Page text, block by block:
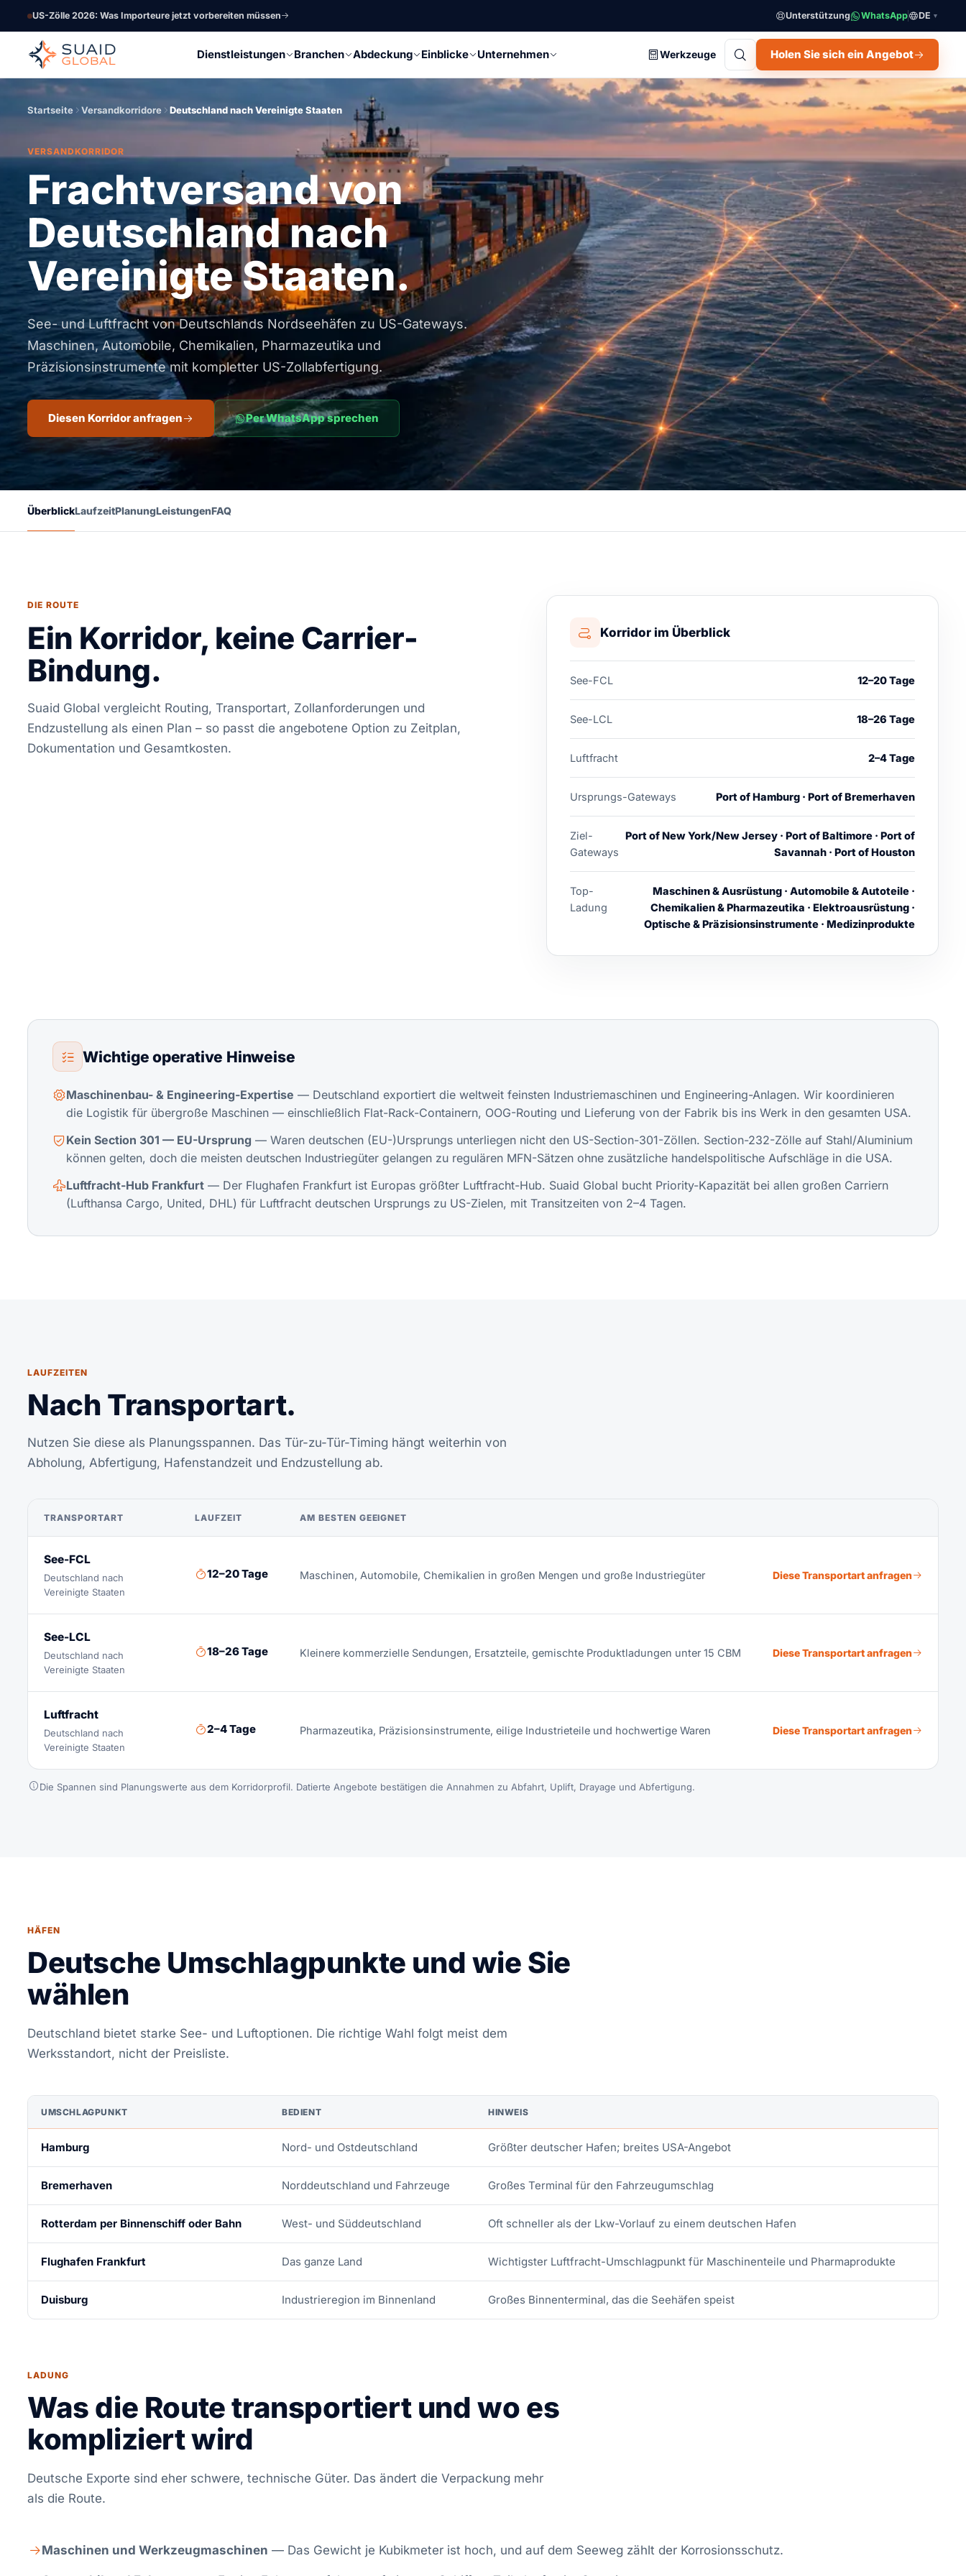
US-Zölle 2026: Was Importeure jetzt vorbereiten müssen Unterstützung WhatsApp DE ▼
Dienstleistungen Branchen Abdeckung Einblicke Unternehmen Werkzeuge Holen Sie sich ein Angebot
Startseite Versandkorridore Deutschland nach Vereinigte Staaten
VERSANDKORRIDOR
Frachtversand von
Deutschland nach
Vereinigte Staaten.
See- und Luftfracht von Deutschlands Nordseehäfen zu US-Gateways.
Maschinen, Automobile, Chemikalien, Pharmazeutika und
Präzisionsinstrumente mit kompletter US-Zollabfertigung.
Diesen Korridor anfragen Per WhatsApp sprechen
ÜberblickLaufzeitPlanungLeistungenFAQ
DIE ROUTE
Ein Korridor, keine Carrier-
Bindung.
Suaid Global vergleicht Routing, Transportart, Zollanforderungen und
Endzustellung als einen Plan – so passt die angebotene Option zu Zeitplan,
Dokumentation und Gesamtkosten.
Korridor im Überblick
See-FCL 12–20 Tage
See-LCL 18–26 Tage
Luftfracht 2–4 Tage
Ursprungs-Gateways Port of Hamburg · Port of Bremerhaven
Ziel-
Gateways
Port of New York/New Jersey · Port of Baltimore · Port of
Savannah · Port of Houston
Top-
Ladung
Maschinen & Ausrüstung · Automobile & Autoteile ·
Chemikalien & Pharmazeutika · Elektroausrüstung ·
Optische & Präzisionsinstrumente · Medizinprodukte
Wichtige operative Hinweise
Maschinenbau- & Engineering-Expertise — Deutschland exportiert die weltweit feinsten Industriemaschinen und Engineering-Anlagen. Wir koordinieren
die Logistik für übergroße Maschinen — einschließlich Flat-Rack-Containern, OOG-Routing und Lieferung von der Fabrik bis ins Werk in den gesamten USA.
Kein Section 301 — EU-Ursprung — Waren deutschen (EU-)Ursprungs unterliegen nicht den US-Section-301-Zöllen. Section-232-Zölle auf Stahl/Aluminium
können gelten, doch die meisten deutschen Industriegüter gelangen zu regulären MFN-Sätzen ohne zusätzliche handelspolitische Aufschläge in die USA.
Luftfracht-Hub Frankfurt — Der Flughafen Frankfurt ist Europas größter Luftfracht-Hub. Suaid Global bucht Priority-Kapazität bei allen großen Carriern
(Lufthansa Cargo, United, DHL) für Luftfracht deutschen Ursprungs zu US-Zielen, mit Transitzeiten von 2–4 Tagen.
LAUFZEITEN
Nach Transportart.
Nutzen Sie diese als Planungsspannen. Das Tür-zu-Tür-Timing hängt weiterhin von
Abholung, Abfertigung, Hafenstandzeit und Endzustellung ab.
TRANSPORTART LAUFZEIT AM BESTEN GEEIGNET
See-FCL
Deutschland nach
Vereinigte Staaten
12–20 Tage Maschinen, Automobile, Chemikalien in großen Mengen und große Industriegüter Diese Transportart anfragen
See-LCL
Deutschland nach
Vereinigte Staaten
18–26 Tage Kleinere kommerzielle Sendungen, Ersatzteile, gemischte Produktladungen unter 15 CBM Diese Transportart anfragen
Luftfracht
Deutschland nach
Vereinigte Staaten
2–4 Tage Pharmazeutika, Präzisionsinstrumente, eilige Industrieteile und hochwertige Waren Diese Transportart anfragen
Die Spannen sind Planungswerte aus dem Korridorprofil. Datierte Angebote bestätigen die Annahmen zu Abfahrt, Uplift, Drayage und Abfertigung.
HÄFEN
Deutsche Umschlagpunkte und wie Sie
wählen
Deutschland bietet starke See- und Luftoptionen. Die richtige Wahl folgt meist dem
Werksstandort, nicht der Preisliste.
UMSCHLAGPUNKT BEDIENT HINWEIS
Hamburg Nord- und Ostdeutschland Größter deutscher Hafen; breites USA-Angebot
Bremerhaven Norddeutschland und Fahrzeuge Großes Terminal für den Fahrzeugumschlag
Rotterdam per Binnenschiff oder Bahn West- und Süddeutschland Oft schneller als der Lkw-Vorlauf zu einem deutschen Hafen
Flughafen Frankfurt Das ganze Land Wichtigster Luftfracht-Umschlagpunkt für Maschinenteile und Pharmaprodukte
Duisburg Industrieregion im Binnenland Großes Binnenterminal, das die Seehäfen speist
LADUNG
Was die Route transportiert und wo es
kompliziert wird
Deutsche Exporte sind eher schwere, technische Güter. Das ändert die Verpackung mehr
als die Route.
Maschinen und Werkzeugmaschinen — Das Gewicht je Kubikmeter ist hoch, und auf dem Seeweg zählt der Korrosionsschutz.